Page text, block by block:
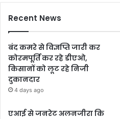
Recent News
बंद कमरे से विज्ञप्ति जारी कर
कोरमपूर्ति कर रहे डीएओ,
किसानों को लूट रहे निजी
दुकानदार
4 days ago
एआई से जनरेट अलनजीरा कि